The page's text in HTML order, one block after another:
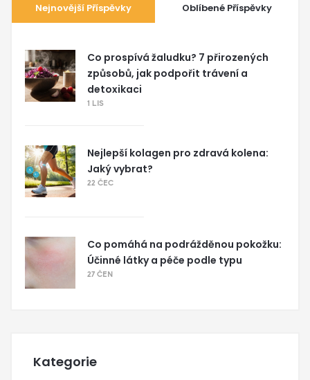
Nejnovější Příspěvky Oblíbené Příspěvky
Co prospívá žaludku? 7 přirozených
způsobů, jak podpořit trávení a
detoxikaci
1 LIS
Nejlepší kolagen pro zdravá kolena:
Jaký vybrat?
22 ČEC
Co pomáhá na podrážděnou pokožku:
Účinné látky a péče podle typu
27 ČEN
Kategorie